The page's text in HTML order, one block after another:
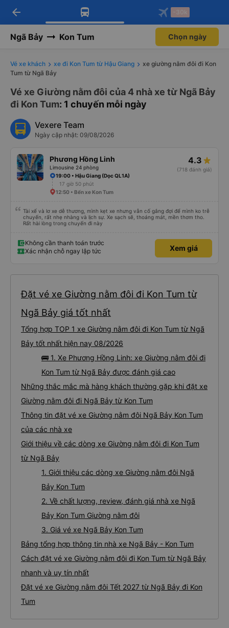
Tải app Vexere ngay!
Nhận ưu đãi thành viên độc
Mở app
Tải app Vexere
-30k/ghế khi đặt vé máy bay qua
Mở app
arrow_back -30k
Ngã Bảy Kon Tum Chọn ngày
Vé xe khách xe đi Kon Tum từ Hậu Giang
xe giường nằm đôi đi Kon
Tum từ Ngã Bảy
Vé xe Giường nằm đôi của 4 nhà xe từ Ngã Bảy
đi Kon Tum: 1 chuyến mỗi ngày
Vexere Team
Ngày cập nhật: 09/08/2026
Phương Hồng Linh
Limousine 24 phòng
4.3
(718 đánh giá)
19:00 • Hậu Giang (Dọc QL1A)
17 giờ 50 phút
12:50 • Bến xe Kon Tum
Tài xế và lơ xe dễ thương, mình kẹt xe nhưng vẫn cố gắng đợi để mình ko trễ
chuyến, rất nhẹ nhàng và lịch sự. Xe sạch sẽ, thoáng mát, mền thơm tho.
Rất hài lòng trong chuyến đi này
Không cần thanh toán trước
Xác nhận chỗ ngay lập tức
Xem giá
Đặt vé xe Giường nằm đôi đi Kon Tum từ
Ngã Bảy giá tốt nhất
Tổng hợp TOP 1 xe Giường nằm đôi đi Kon Tum từ Ngã
Bảy tốt nhất hiện nay 08/2026
🚌 1. Xe Phương Hồng Linh: xe Giường nằm đôi đi
Kon Tum từ Ngã Bảy được đánh giá cao
Những thắc mắc mà hàng khách thường gặp khi đặt xe
Giường nằm đôi đi Ngã Bảy từ Kon Tum
Thông tin đặt vé xe Giường nằm đôi Ngã Bảy Kon Tum
của các nhà xe
Giới thiệu về các dòng xe Giường nằm đôi đi Kon Tum
từ Ngã Bảy
1. Giới thiệu các dòng xe Giường nằm đôi Ngã
Bảy Kon Tum
2. Về chất lượng, review, đánh giá nhà xe Ngã
Bảy Kon Tum Giường nằm đôi
3. Giá vé xe Ngã Bảy Kon Tum
Bảng tổng hợp thông tin nhà xe Ngã Bảy - Kon Tum
Cách đặt vé xe Giường nằm đôi đi Kon Tum từ Ngã Bảy
nhanh và uy tín nhất
Đặt vé xe Giường nằm đôi Tết 2027 từ Ngã Bảy đi Kon
Tum